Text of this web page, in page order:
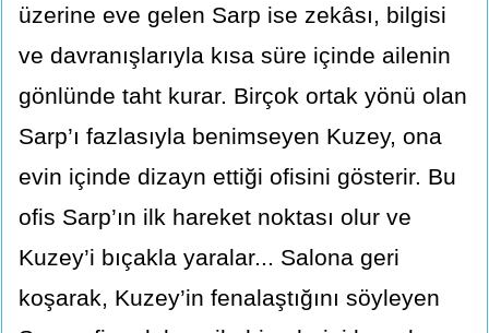
üzerine eve gelen Sarp ise zekâsı, bilgisi
ve davranışlarıyla kısa süre içinde ailenin
gönlünde taht kurar. Birçok ortak yönü olan
Sarp’ı fazlasıyla benimseyen Kuzey, ona
evin içinde dizayn ettiği ofisini gösterir. Bu
ofis Sarp’ın ilk hareket noktası olur ve
Kuzey’i bıçakla yaralar... Salona geri
koşarak, Kuzey’in fenalaştığını söyleyen